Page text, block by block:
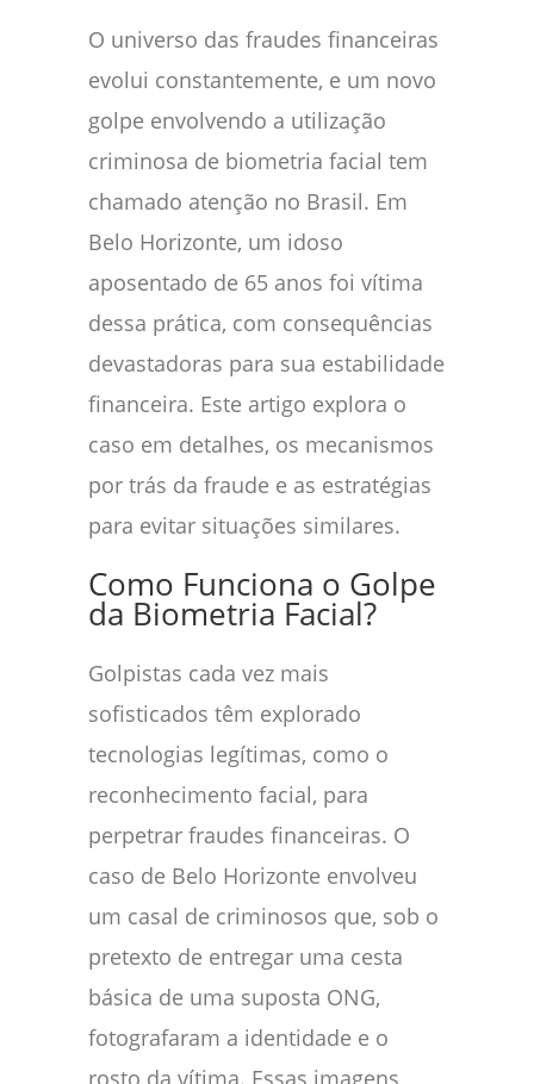
O universo das fraudes financeiras
evolui constantemente, e um novo
golpe envolvendo a utilização
criminosa de biometria facial tem
chamado atenção no Brasil. Em
Belo Horizonte, um idoso
aposentado de 65 anos foi vítima
dessa prática, com consequências
devastadoras para sua estabilidade
financeira. Este artigo explora o
caso em detalhes, os mecanismos
por trás da fraude e as estratégias
para evitar situações similares.
Como Funciona o Golpe
da Biometria Facial?
Golpistas cada vez mais
sofisticados têm explorado
tecnologias legítimas, como o
reconhecimento facial, para
perpetrar fraudes financeiras. O
caso de Belo Horizonte envolveu
um casal de criminosos que, sob o
pretexto de entregar uma cesta
básica de uma suposta ONG,
fotografaram a identidade e o
rosto da vítima. Essas imagens